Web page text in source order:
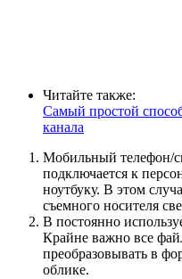
Читайте также:
Самый простой
канала
Мобильный телефон/
подключается к
ноутбуку. В этом
съемного носителя
В постоянно
Крайне важно все
преобразовывать в
облике.